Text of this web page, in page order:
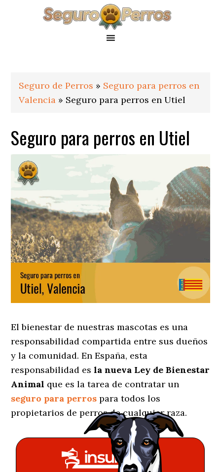
Seguro de Perros » Seguro para perros en
Valencia » Seguro para perros en Utiel
Seguro para perros en Utiel
El bienestar de nuestras mascotas es una
responsabilidad compartida entre sus dueños
y la comunidad. En España, esta
responsabilidad esla nueva Ley de Bienestar
Animal que es la tarea de contratar un
seguro para perros para todos los
propietarios de perros de cualquier raza.